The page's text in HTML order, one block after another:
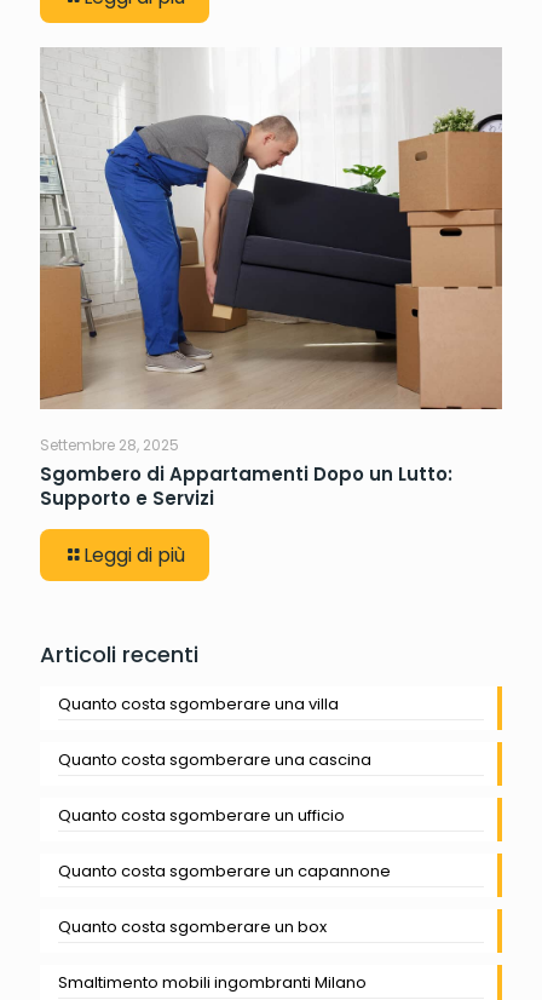
Settembre 28, 2025
Sgombero di Appartamenti Dopo un Lutto:
Supporto e Servizi
Leggi di più
Articoli recenti
Quanto costa sgomberare una villa
Quanto costa sgomberare una cascina
Quanto costa sgomberare un ufficio
Quanto costa sgomberare un capannone
Quanto costa sgomberare un box
Smaltimento mobili ingombranti Milano